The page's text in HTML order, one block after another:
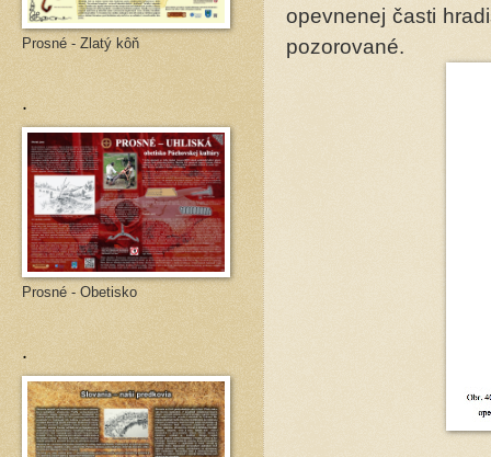
opevnenej časti
pozorované.
Prosné - Zlatý kôň
.
Prosné - Obetisko
.